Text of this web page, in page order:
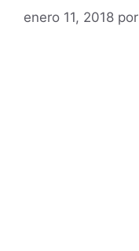
enero 11, 2018 por